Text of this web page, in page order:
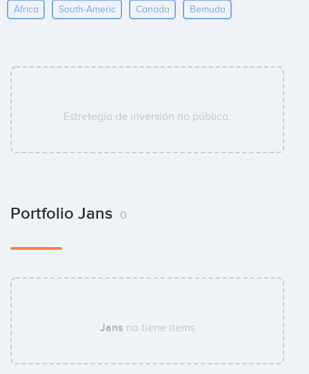
África South-Americ Canada Bemuda
Estretegía de inversión no pública.
Portfolio Jans 0
Jans no tiene items